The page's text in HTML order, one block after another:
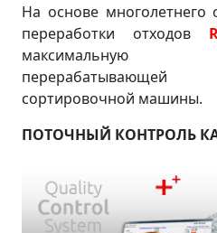
На основе
переработки отходов
максимальную
сортировочной машины.
ПОТОЧНЫЙ КОНТРОЛЬ